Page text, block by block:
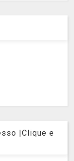
|Clique e